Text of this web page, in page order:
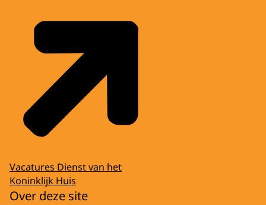
Vacatures Dienst van het
Koninklijk Huis
Over deze site